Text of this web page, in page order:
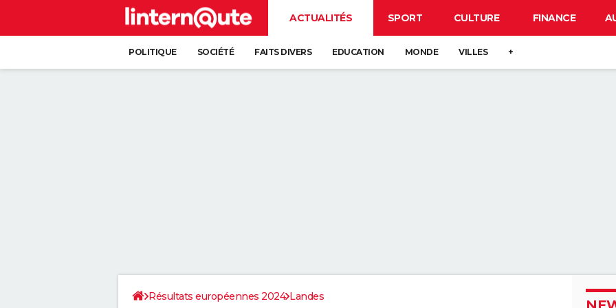
ACTUALITÉS SPORT CULTURE FINANCE
POLITIQUE SOCIÉTÉ FAITS DIVERS EDUCATION MONDE VILLES +
Résultats européennes 2024 Landes